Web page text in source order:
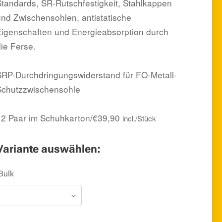
SR-Rutschfestigkeit, Stahlkappen
Zwischensohlen, antistatische
und Energieabsorption durch
Ferse.
Durchdringungswiderstand für FO-Metall-
Paar im Schuhkarton/€39,90 incl./Stück
auswählen: